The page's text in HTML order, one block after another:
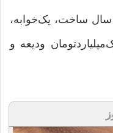
شرق تهران یک‌واحد ۶۰ متری، ۱۵‌سال ساخت، یک‌خوابه،
ودیعه و